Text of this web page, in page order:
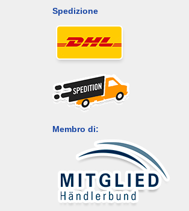
Spedizione
Membro di: